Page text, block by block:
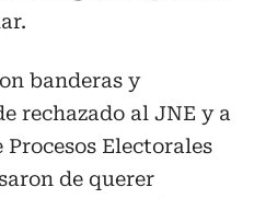
banderas y
rechazado al JNE y a
Electorales
de querer